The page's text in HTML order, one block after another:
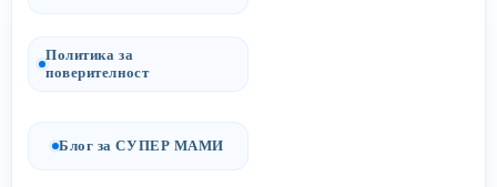
Политика за
поверителност
Блог за СУПЕР МАМИ